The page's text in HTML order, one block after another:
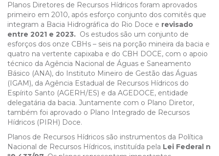
Planos Diretores de Recursos Hídricos foram aprovados
primeiro em 2010, após esforço conjunto dos comitês que
integram a Bacia Hidrográfica do Rio Doce e revisado
entre 2021 e 2023. Os estudos são um conjunto de
esforços dos onze CBHs – seis na porção mineira da bacia e
quatro na vertente capixaba e do CBH DOCE, com o apoio
técnico da Agência Nacional de Águas e Saneamento
Básico (ANA), do Instituto Mineiro de Gestão das Águas
(IGAM), da Agência Estadual de Recursos Hídricos do
Espírito Santo (AGERH/ES) e da AGEDOCE, entidade
delegatária da bacia. Juntamente com o Plano Diretor,
também foi aprovado o Plano Integrado de Recursos
Hídricos (PIRH) Doce.
Planos de Recursos Hídricos são instrumentos da Política
Nacional de Recursos Hídricos, instituída pela Lei Federal n